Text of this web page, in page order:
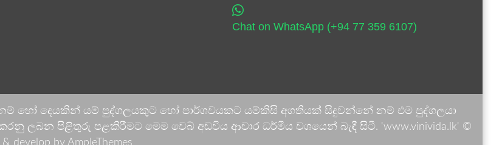
Chat on WhatsApp (+94 77 359 6107)
හෝ දෙයකින් යම් පුද්ගලයකුට හෝ පාර්ශවයකට යම්කිසි අගතියක් සිදුවන්නේ නම් එම පුද්ගලයා
ලබන පිළිතුරු පළකිරීමට මෙම වෙබ් අඩවිය ආචාර ධර්මීය වශයෙන් බැඳී සිටී. 'www.vinivida.lk' ©
& develop by AmpleThemes